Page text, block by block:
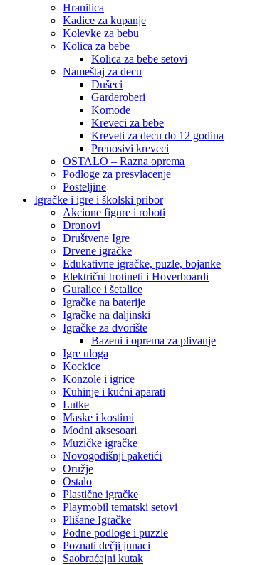
Hranilica
Kadice za kupanje
Kolevke za bebu
Kolica za bebe
Kolica za bebe setovi
Nameštaj za decu
Dušeci
Garderoberi
Komode
Kreveci za bebe
Kreveti za decu do 12 godina
Prenosivi kreveci
OSTALO – Razna oprema
Podloge za presvlacenje
Posteljine
Igračke i igre i školski pribor
Akcione figure i roboti
Dronovi
Društvene Igre
Drvene igračke
Edukativne igračke, puzle, bojanke
Električni trotineti i Hoverboardi
Guralice i šetalice
Igračke na baterije
Igračke na daljinski
‎Igračke za dvorište
Bazeni i oprema za plivanje
Igre uloga
Kockice
Konzole i igrice
Kuhinje i kućni aparati
Lutke
Maske i kostimi
Modni aksesoari
Muzičke igračke
Novogodišnji paketići
Oružje
Ostalo
Plastične igračke
Playmobil tematski setovi
Plišane Igračke
Podne podloge i puzzle
Poznati dečji junaci
Saobraćajni kutak